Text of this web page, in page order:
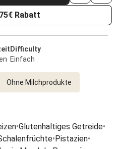
Rabatt
Difficulty
Einfach
Ohne Milchprodukte
•Glutenhaltiges Getreide•
•Pistazien•